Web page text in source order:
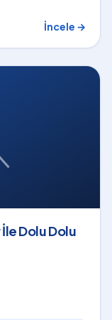
İncele →
Dolu Dolu